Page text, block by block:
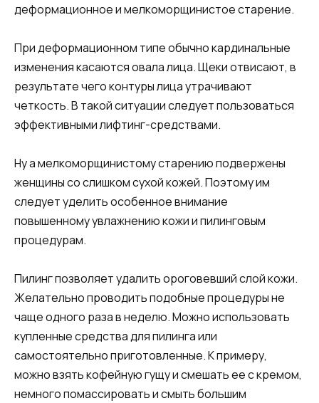
деформационное и мелкоморщинистое старение.
При деформационном типе обычно кардинальные
изменения касаются овала лица. Щеки отвисают, в
результате чего контуры лица утрачивают
четкость. В такой ситуации следует пользоваться
эффективными лифтинг-средствами.
Ну а мелкоморщинистому старению подвержены
женщины со слишком сухой кожей. Поэтому им
следует уделить особенное внимание
повышенному увлажнению кожи и пилинговым
процедурам.
Пилинг позволяет удалить ороговевший слой кожи.
Желательно проводить подобные процедуры не
чаще одного раза в неделю. Можно использовать
купленные средства для пилинга или
самостоятельно приготовленные. К примеру,
можно взять кофейную гущу и смешать ее с кремом,
немного помассировать и смыть большим